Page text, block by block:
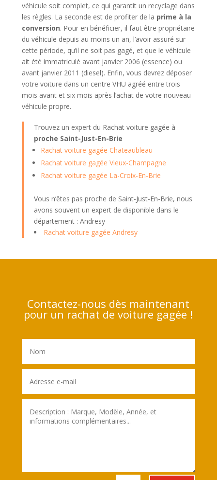
véhicule soit complet, ce qui garantit un recyclage dans
les règles. La seconde est de profiter de la prime à la
conversion. Pour en bénéficier, il faut être propriétaire
du véhicule depuis au moins un an, l’avoir assuré sur
cette période, qu’il ne soit pas gagé, et que le véhicule
ait été immatriculé avant janvier 2006 (essence) ou
avant janvier 2011 (diesel). Enfin, vous devrez déposer
votre voiture dans un centre VHU agréé entre trois
mois avant et six mois après l’achat de votre nouveau
véhicule propre.
Trouvez un expert du Rachat voiture gagée à
proche Saint-Just-En-Brie
Rachat voiture gagée Chateaubleau
Rachat voiture gagée Vieux-Champagne
Rachat voiture gagée La-Croix-En-Brie
Vous n’êtes pas proche de Saint-Just-En-Brie, nous
avons souvent un expert de disponible dans le
département : Andresy
Rachat voiture gagée Andresy
Contactez-nous dès maintenant
pour un rachat de voiture gagée !